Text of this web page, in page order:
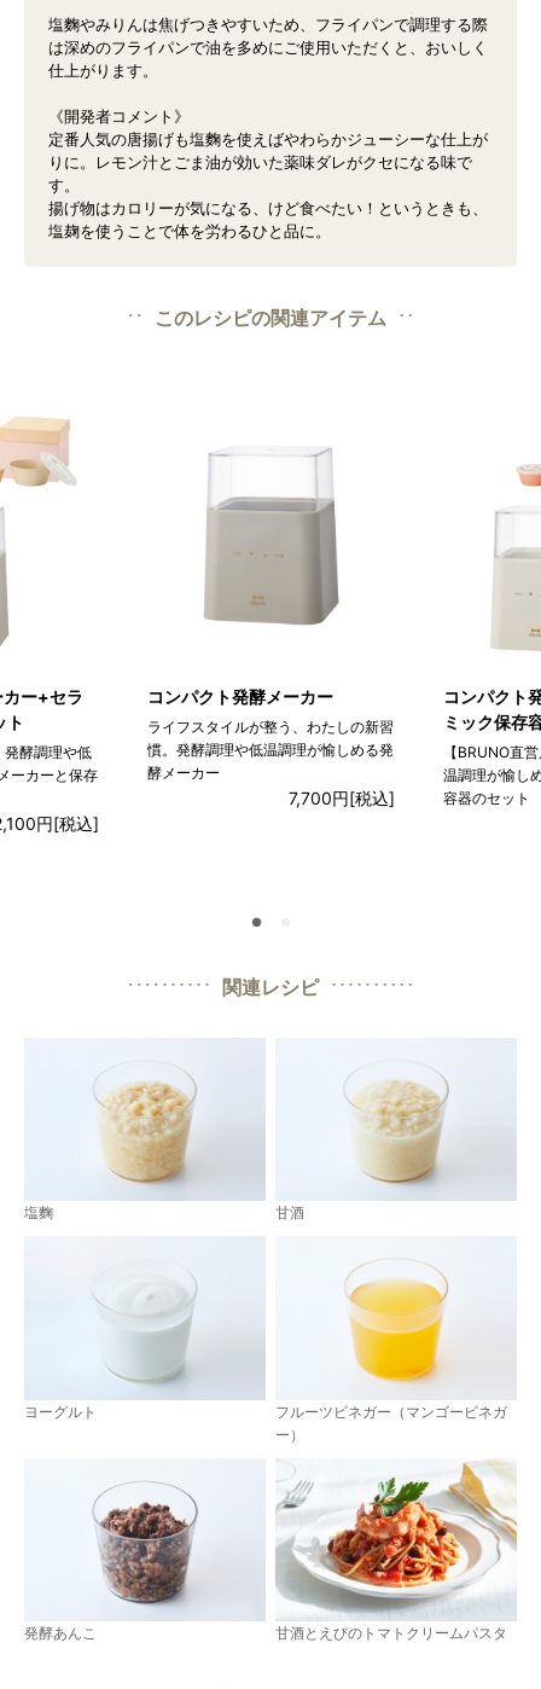
塩麴やみりんは焦げつきやすいため、フライパンで調理する際
は深めのフライパンで油を多めにご使用いただくと、おいしく
仕上がります。
《開発者コメント》
定番人気の唐揚げも塩麴を使えばやわらかジューシーな仕上が
りに。レモン汁とごま油が効いた薬味ダレがクセになる味で
す。
揚げ物はカロリーが気になる、けど食べたい！というときも、
塩麹を使うことで体を労わるひと品に。
このレシピの関連アイテム
ー+セラ
ト
発酵調理や低
ーカーと保存
円[税込]
コンパクト発酵メーカー
ライフスタイルが整う、わたしの新習
慣。発酵調理や低温調理が愉しめる発
酵メーカー
7,700円[税込]
コンパクト
ミック保存
【BRUNO直
温調理が愉し
容器のセット
●
関連レシピ
塩麴 甘酒
ヨーグルト
フルーツビネガー（マンゴービネガ
ー）
発酵あんこ 甘酒とえびのトマトクリームパスタ